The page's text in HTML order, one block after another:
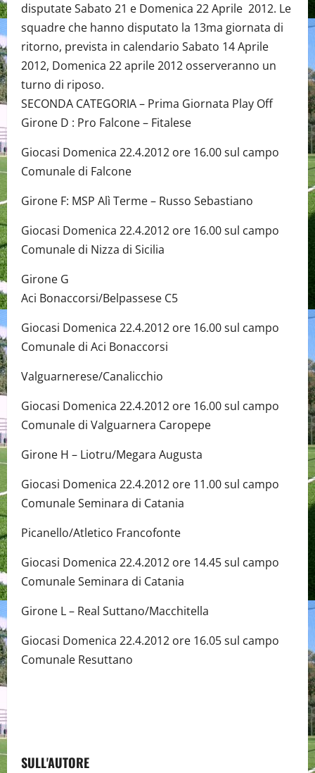
disputate Sabato 21 e Domenica 22 Aprile 2012. Le
squadre che hanno disputato la 13ma giornata di
ritorno, prevista in calendario Sabato 14 Aprile
2012, Domenica 22 aprile 2012 osserveranno un
turno di riposo.
SECONDA CATEGORIA – Prima Giornata Play Off
Girone D : Pro Falcone – Fitalese
Giocasi Domenica 22.4.2012 ore 16.00 sul campo
Comunale di Falcone
Girone F: MSP Alì Terme – Russo Sebastiano
Giocasi Domenica 22.4.2012 ore 16.00 sul campo
Comunale di Nizza di Sicilia
Girone G
Aci Bonaccorsi/Belpassese C5
Giocasi Domenica 22.4.2012 ore 16.00 sul campo
Comunale di Aci Bonaccorsi
Valguarnerese/Canalicchio
Giocasi Domenica 22.4.2012 ore 16.00 sul campo
Comunale di Valguarnera Caropepe
Girone H – Liotru/Megara Augusta
Giocasi Domenica 22.4.2012 ore 11.00 sul campo
Comunale Seminara di Catania
Picanello/Atletico Francofonte
Giocasi Domenica 22.4.2012 ore 14.45 sul campo
Comunale Seminara di Catania
Girone L – Real Suttano/Macchitella
Giocasi Domenica 22.4.2012 ore 16.05 sul campo
Comunale Resuttano
SULL'AUTORE